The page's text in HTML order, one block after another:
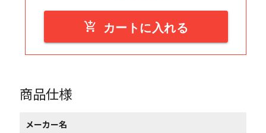
add_shopping_cart カートに入れる
商品仕様
メーカー名